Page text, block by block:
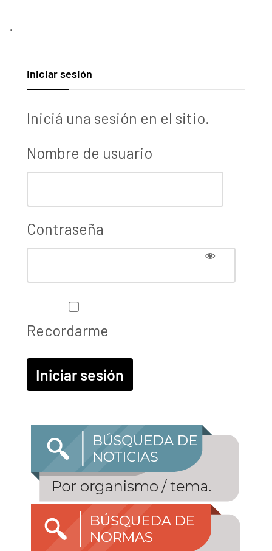
.
Iniciar sesión
Iniciá una sesión en el sitio.
Nombre de usuario
Contraseña
Recordarme